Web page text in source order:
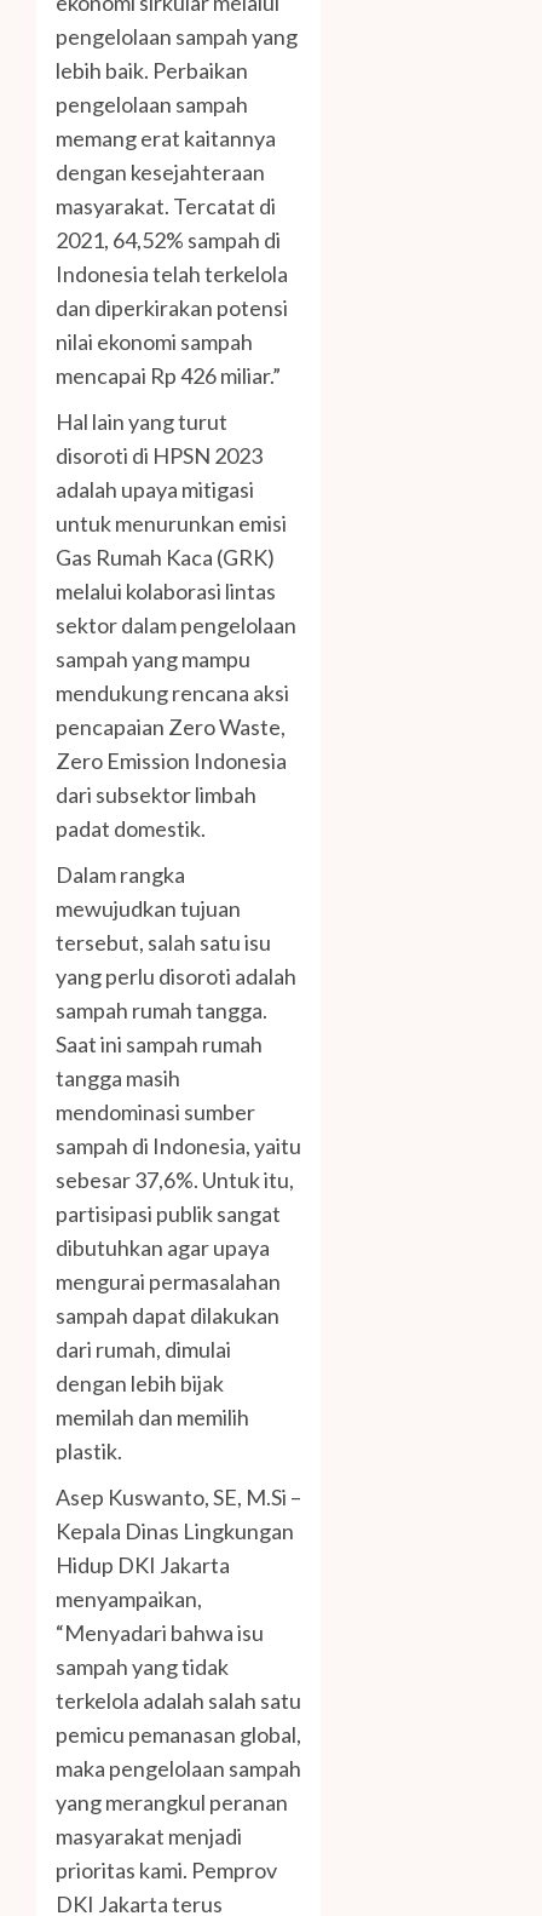
pengelolaan sampah yang
lebih baik. Perbaikan
pengelolaan sampah
memang erat kaitannya
dengan kesejahteraan
masyarakat. Tercatat di
2021, 64,52% sampah di
Indonesia telah terkelola
dan diperkirakan potensi
nilai ekonomi sampah
mencapai Rp 426 miliar.”
Hal lain yang turut
disoroti di HPSN 2023
adalah upaya mitigasi
untuk menurunkan emisi
Gas Rumah Kaca (GRK)
melalui kolaborasi lintas
sektor dalam pengelolaan
sampah yang mampu
mendukung rencana aksi
pencapaian Zero Waste,
Zero Emission Indonesia
dari subsektor limbah
padat domestik.
Dalam rangka
mewujudkan tujuan
tersebut, salah satu isu
yang perlu disoroti adalah
sampah rumah tangga.
Saat ini sampah rumah
tangga masih
mendominasi sumber
sampah di Indonesia, yaitu
sebesar 37,6%. Untuk itu,
partisipasi publik sangat
dibutuhkan agar upaya
mengurai permasalahan
sampah dapat dilakukan
dari rumah, dimulai
dengan lebih bijak
memilah dan memilih
plastik.
Asep Kuswanto, SE, M.Si –
Kepala Dinas Lingkungan
Hidup DKI Jakarta
menyampaikan,
“Menyadari bahwa isu
sampah yang tidak
terkelola adalah salah satu
pemicu pemanasan global,
maka pengelolaan sampah
yang merangkul peranan
masyarakat menjadi
prioritas kami. Pemprov
DKI Jakarta terus